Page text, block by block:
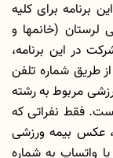
۱۴۰۳ شرکت در این برنامه برای کلیه
لرستان (خانمها و
در این برنامه،
طریق شماره تلفن
ورزشی مربوط به رشته
گردی سال ۱۴۰۳ الزامی است. فقط نفراتی که
عکس بیمه ورزشی
واتساپ به شماره